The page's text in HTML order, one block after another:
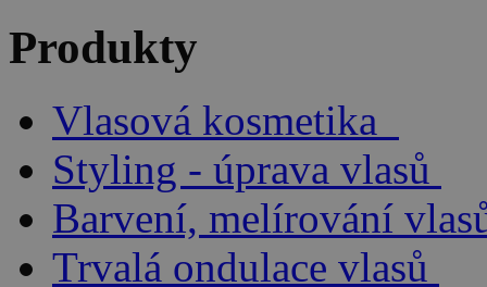
Produkty
Vlasová kosmetika
Styling - úprava vlasů
Barvení, melírování
Trvalá ondulace vlasů